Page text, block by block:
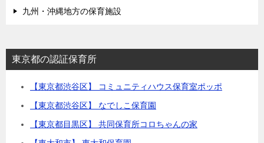
九州・沖縄地方の保育施設
東京都の認証保育所
【東京都渋谷区】 コミュニティハウス保育室ポッポ
【東京都渋谷区】 なでしこ保育園
【東京都目黒区】 共同保育所コロちゃんの家